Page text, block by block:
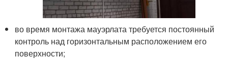
во время монтажа мауэрлата требуется постоянный
контроль над горизонтальным расположением его
поверхности;